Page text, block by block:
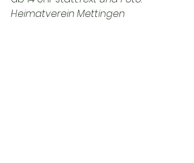
Heimatverein Mettingen